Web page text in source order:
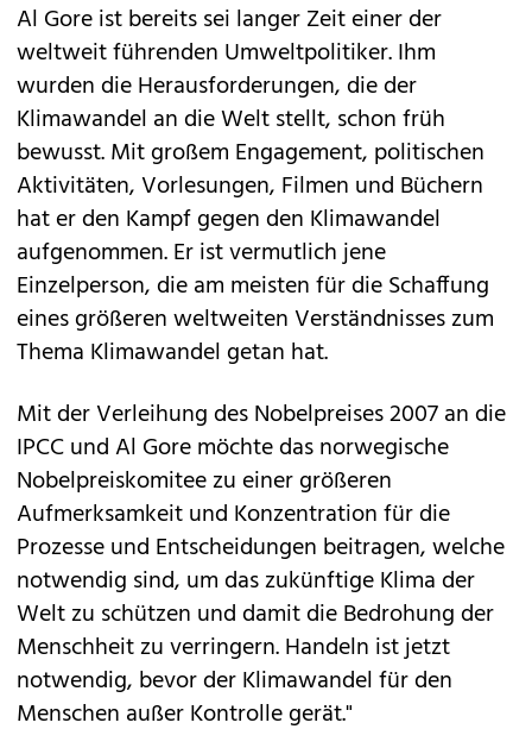
Al Gore ist bereits sei langer Zeit einer der
weltweit führenden Umweltpolitiker. Ihm
wurden die Herausforderungen, die der
Klimawandel an die Welt stellt, schon früh
bewusst. Mit großem Engagement, politischen
Aktivitäten, Vorlesungen, Filmen und Büchern
hat er den Kampf gegen den Klimawandel
aufgenommen. Er ist vermutlich jene
Einzelperson, die am meisten für die Schaffung
eines größeren weltweiten Verständnisses zum
Thema Klimawandel getan hat.
Mit der Verleihung des Nobelpreises 2007 an die
IPCC und Al Gore möchte das norwegische
Nobelpreiskomitee zu einer größeren
Aufmerksamkeit und Konzentration für die
Prozesse und Entscheidungen beitragen, welche
notwendig sind, um das zukünftige Klima der
Welt zu schützen und damit die Bedrohung der
Menschheit zu verringern. Handeln ist jetzt
notwendig, bevor der Klimawandel für den
Menschen außer Kontrolle gerät."